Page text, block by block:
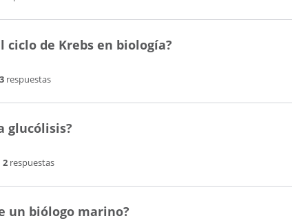
ciclo de Krebs en biología?
3 respuestas
glucólisis?
2 respuestas
un biólogo marino?